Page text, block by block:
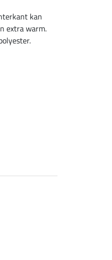
kan
extra warm.